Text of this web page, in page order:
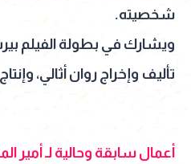
شخصيته.
ويشارك في بطولة الفيلم
تأليف وإخراج روان أثالي،
أعمال سابقة وحالية لـ أمير